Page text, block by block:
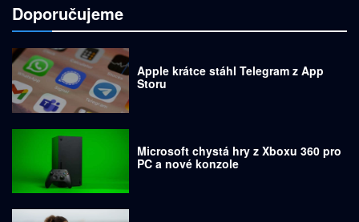
Doporučujeme
Apple krátce stáhl Telegram z App
Storu
Microsoft chystá hry z Xboxu 360 pro
PC a nové konzole